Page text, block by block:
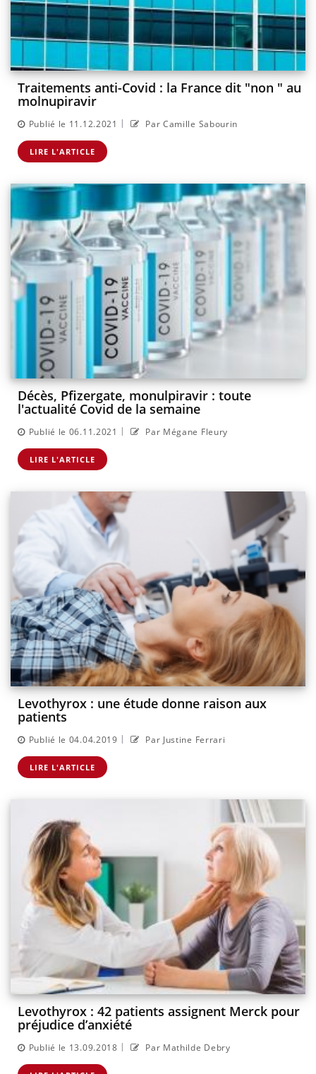
Traitements anti-Covid : la France dit "non " au
molnupiravir
Publié le 11.12.2021 | Par Camille Sabourin
LIRE L'ARTICLE
Décès, Pfizergate, monulpiravir : toute
l'actualité Covid de la semaine
Publié le 06.11.2021 | Par Mégane Fleury
LIRE L'ARTICLE
Levothyrox : une étude donne raison aux
patients
Publié le 04.04.2019 | Par Justine Ferrari
LIRE L'ARTICLE
Levothyrox : 42 patients assignent Merck pour
préjudice d’anxiété
Publié le 13.09.2018 | Par Mathilde Debry